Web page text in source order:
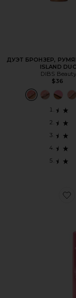
ДУЭТ БРОНЗЕР,
ISLAND
DIBS Beauty
$36